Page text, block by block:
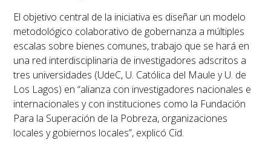
El objetivo central de la iniciativa es diseñar un modelo
metodológico colaborativo de gobernanza a múltiples
escalas sobre bienes comunes, trabajo que se hará en
una red interdisciplinaria de investigadores adscritos a
tres universidades (UdeC, U. Católica del Maule y U. de
Los Lagos) en “alianza con investigadores nacionales e
internacionales y con instituciones como la Fundación
Para la Superación de la Pobreza, organizaciones
locales y gobiernos locales”, explicó Cid.